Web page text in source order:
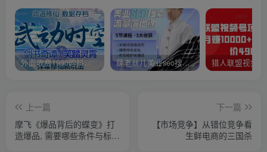
外面收费1980的抖音武动时空直播项目，无需真人出镜，实时互动直播【软件+详细教程】 薛老丝儿美业seo搜索流量落地课，一周暴涨20w粉丝，全干货讲解
上一篇
摩飞《爆品背后的蝶变》打
造爆品, 需要哪些条件与标
下一篇
【市场竞争】从错位竞争看
生鲜电商的三国杀